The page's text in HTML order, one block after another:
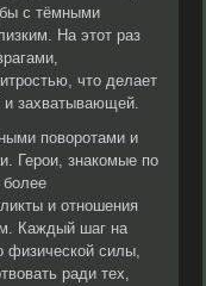
с тёмными
На этот раз
что делает
и захватывающей.
поворотами и
Герои, знакомые по
и отношения
Каждый шаг на
физической силы,
ради тех,